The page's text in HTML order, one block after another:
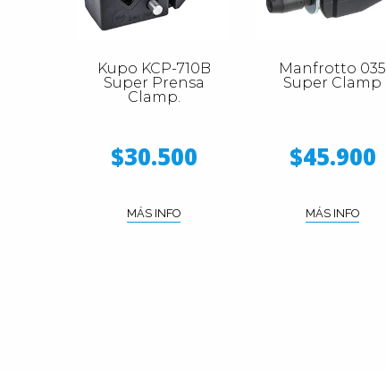
Kupo KCP-710B
Super Prensa
Clamp.
$30.500
MÁS INFO
Manfrotto 035
Super Clamp
$45.900
MÁS INFO